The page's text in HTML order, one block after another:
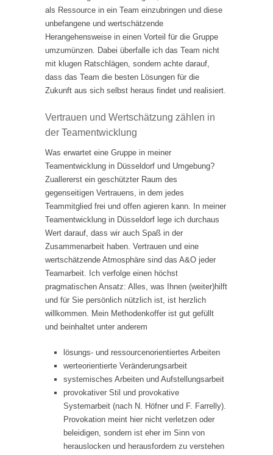
als Ressource in ein Team einzubringen und diese
unbefangene und wertschätzende
Herangehensweise in einen Vorteil für die Gruppe
umzumünzen. Dabei überfalle ich das Team nicht
mit klugen Ratschlägen, sondern achte darauf,
dass das Team die besten Lösungen für die
Zukunft aus sich selbst heraus findet und realisiert.
Vertrauen und Wertschätzung zählen in
der Teamentwicklung
Was erwartet eine Gruppe in meiner
Teamentwicklung in Düsseldorf und Umgebung?
Zuallererst ein geschützter Raum des
gegenseitigen Vertrauens, in dem jedes
Teammitglied frei und offen agieren kann. In meiner
Teamentwicklung in Düsseldorf lege ich durchaus
Wert darauf, dass wir auch Spaß in der
Zusammenarbeit haben. Vertrauen und eine
wertschätzende Atmosphäre sind das A&O jeder
Teamarbeit. Ich verfolge einen höchst
pragmatischen Ansatz: Alles, was Ihnen (weiter)hilft
und für Sie persönlich nützlich ist, ist herzlich
willkommen. Mein Methodenkoffer ist gut gefüllt
und beinhaltet unter anderem
lösungs- und ressourcenorientiertes Arbeiten
werteorientierte Veränderungsarbeit
systemisches Arbeiten und Aufstellungsarbeit
provokativer Stil und provokative
Systemarbeit (nach N. Höfner und F. Farrelly).
Provokation meint hier nicht verletzen oder
beleidigen, sondern ist eher im Sinn von
herauslocken und herausfordern zu verstehen